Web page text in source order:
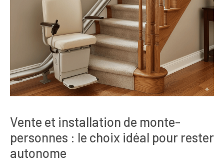
Vente et installation de monte-
personnes : le choix idéal pour rester
autonome